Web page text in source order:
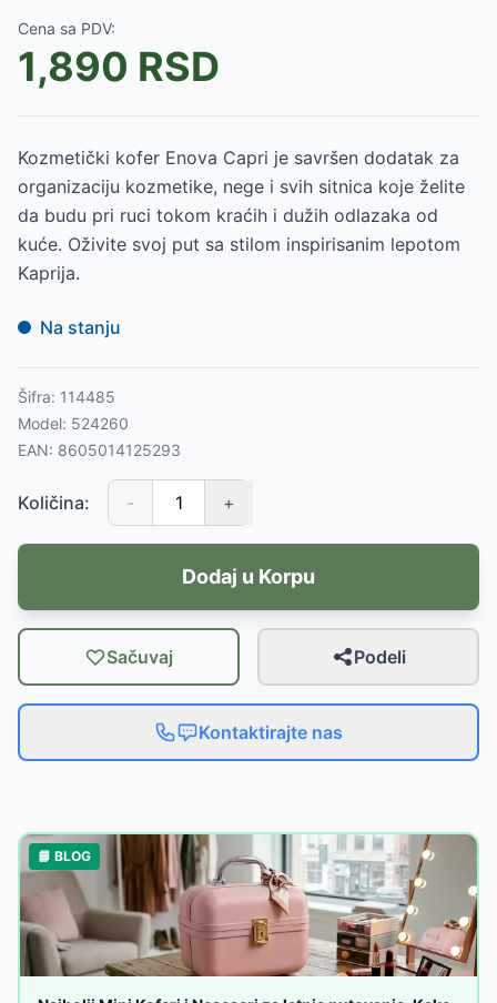
Cena sa PDV:
1,890 RSD
Kozmetički kofer Enova Capri je savršen dodatak za
organizaciju kozmetike, nege i svih sitnica koje želite
da budu pri ruci tokom kraćih i dužih odlazaka od
kuće. Oživite svoj put sa stilom inspirisanim lepotom
Kaprija.
Na stanju
Šifra: 114485
Model: 524260
EAN: 8605014125293
Količina: - +
Dodaj u Korpu
Sačuvaj Podeli
Kontaktirajte nas
📘 BLOG